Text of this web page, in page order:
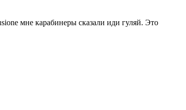
мне карабинеры сказали иди гуляй. Это